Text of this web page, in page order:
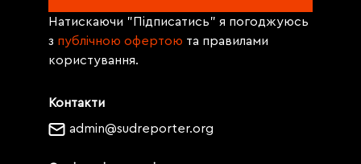
Контакти
admin@sudreporter.org
Натискаючи "Підписатись" я погоджуюсь
з публічною офертою та правилами
користування.